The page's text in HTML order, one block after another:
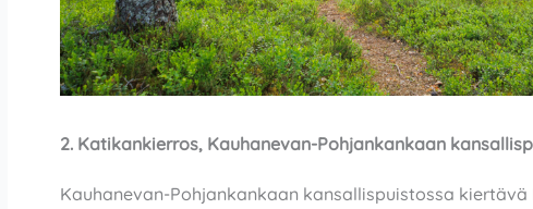
2. Katikankierros, Kauhanevan-Pohjankankaan
Kauhanevan-Pohjankankaan kansallispuistossa